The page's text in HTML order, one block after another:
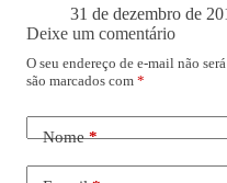
31 de dezembro de
Deixe um comentário
O seu endereço de e-mail não
são marcados com *
Nome*